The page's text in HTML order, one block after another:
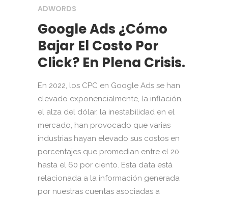
ADWORDS
Google Ads ¿Cómo
Bajar El Costo Por
Click? En Plena Crisis.
En 2022, los CPC en Google Ads se han
elevado exponencialmente, la inflación,
el alza del dólar, la inestabilidad en el
mercado, han provocado que varias
industrias hayan elevado sus costos en
porcentajes que promedian entre el 20
hasta el 60 por ciento. Esta data está
relacionada a la información generada
por nuestras cuentas asociadas a